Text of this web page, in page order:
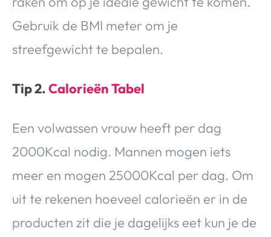
Gebruik de BMI meter om je
streefgewicht te bepalen.
Tip 2.Calorieën Tabel
Een volwassen vrouw heeft per dag
2000Kcal nodig. Mannen mogen iets
meer en mogen 25000Kcal per dag. Om
uit te rekenen hoeveel calorieën er in de
producten zit die je dagelijks eet kun je de